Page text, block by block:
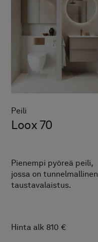
Peili
Loox 70
Pienempi pyöreä peili,
jossa on tunnelmallinen
taustavalaistus.
Hinta alk 810 €